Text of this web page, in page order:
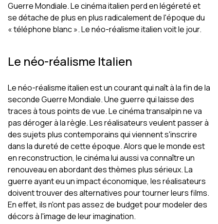
Guerre Mondiale. Le cinéma italien perd en légéreté et
se détache de plus en plus radicalement de l'époque du
« téléphone blanc ». Le néo-réalisme italien voit le jour.
Le néo-réalisme Italien
Le néo-réalisme italien est un courant qui naît à la fin de la
seconde Guerre Mondiale. Une guerre qui laisse des
traces à tous points de vue. Le cinéma transalpin ne va
pas déroger à la règle. Les réalisateurs veulent passer à
des sujets plus contemporains qui viennent s'inscrire
dans la dureté de cette époque. Alors que le monde est
en reconstruction, le cinéma lui aussi va connaître un
renouveau en abordant des thèmes plus sérieux. La
guerre ayant eu un impact économique, les réalisateurs
doivent trouver des alternatives pour tourner leurs films.
En effet, ils n'ont pas assez de budget pour modeler des
décors à l'image de leur imagination.